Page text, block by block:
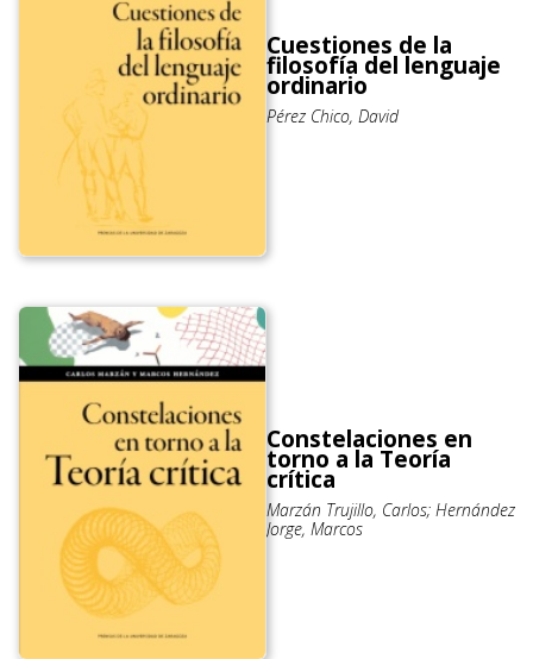
Cuestiones de la
filosofía del lenguaje
ordinario
Pérez Chico, David
Constelaciones en
torno a la Teoría
crítica
Marzán Trujillo, Carlos; Hernández
Jorge, Marcos